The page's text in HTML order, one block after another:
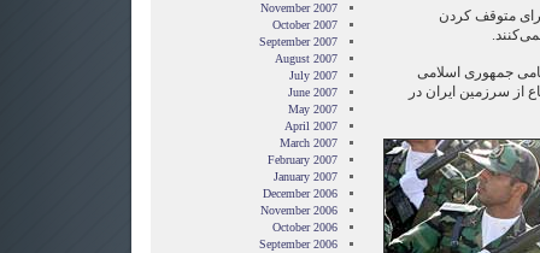
متوقف کردن
جمهوری اسلامی
از سرزمین ایران در
November 2007
October 2007
September 2007
August 2007
July 2007
June 2007
May 2007
April 2007
March 2007
February 2007
January 2007
December 2006
November 2006
October 2006
September 2006